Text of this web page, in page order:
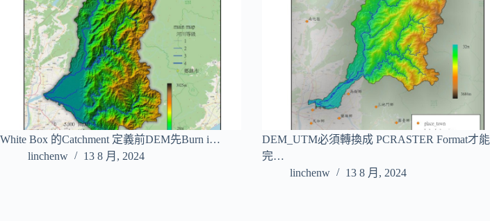
White Box 的Catchment 定義前DEM先Burn i…
linchenw
13 8 月, 2024
DEM_UTM必須轉換成 PCRASTER Format才能
完…
linchenw
13 8 月, 2024